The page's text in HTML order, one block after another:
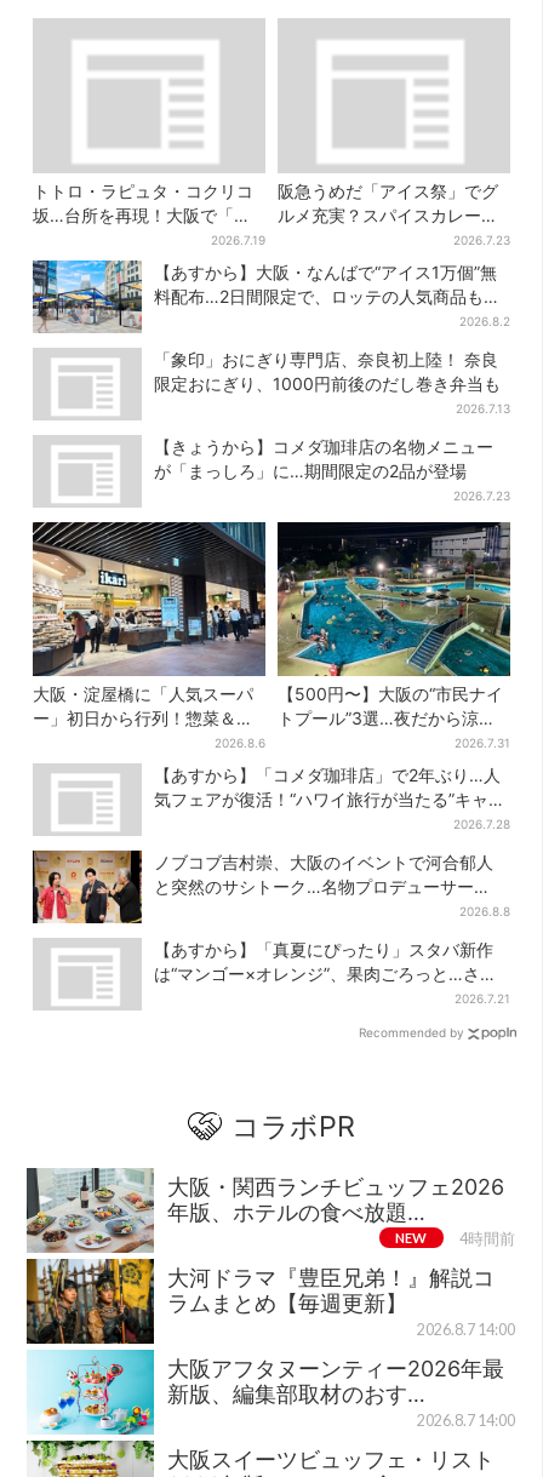
トトロ・ラピュタ・コクリコ
坂…台所を再現！大阪で「ジ
ブリ」の世界に浸れる 「食」
の展示とは？
2026.7.19
阪急うめだ「アイス祭」でグ
ルメ充実？スパイスカレー・
ピザ・ポテト…“しょっぱいも
の食べたい”が叶う
2026.7.23
【あすから】大阪・なんばで“アイス1万個”無
料配布…2日間限定で、ロッテの人気商品もら
2026.8.2
「象印」おにぎり専門店、奈良初上陸！ 奈良
限定おにぎり、1000円前後のだし巻き弁当も
2026.7.13
【きょうから】コメダ珈琲店の名物メニュー
が「まっしろ」に…期間限定の2品が登場
2026.7.23
大阪・淀屋橋に「人気スーパ
ー」初日から行列！惣菜＆弁
当コーナーは大幅に拡大…人
気商品は？
2026.8.6
【500円〜】大阪の“市民ナイ
トプール”3選…夜だから涼し
2026.7.31
【あすから】「コメダ珈琲店」で2年ぶり…人
気フェアが復活！“ハワイ旅行が当たる”キャン
2026.7.28
ノブコブ吉村崇、大阪のイベントで河合郁人
と突然のサシトーク…名物プロデューサー
2026.8.8
【あすから】「真夏にぴったり」スタバ新作
は“マンゴー×オレンジ”、果肉ごろっと…さっ
2026.7.21
Recommended by
コラボPR
大阪・関西ランチビュッフェ2026
年版、ホテルの食べ放題…
NEW 4時間前
大河ドラマ『豊臣兄弟！』解説コ
ラムまとめ【毎週更新】
2026.8.7 14:00
大阪アフタヌーンティー2026年最
新版、編集部取材のおす…
2026.8.7 14:00
大阪スイーツビュッフェ・リスト